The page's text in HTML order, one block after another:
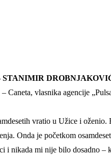
vlasnika agencije
vratio u Užice i
Onda je početkom
i nikada mi nije bilo dosadno –